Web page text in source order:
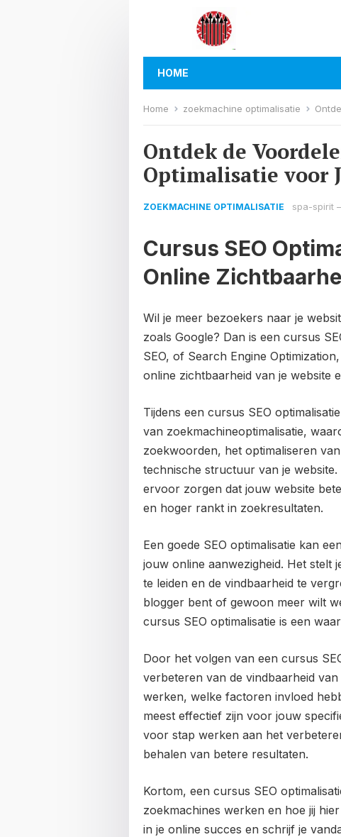
HOME
Home zoekmachine optimalisatie Ontdek
Ontdek de
Optimalisatie voor
ZOEKMACHINE OPTIMALISATIE spa-spirit
Cursus SEO
Online
Wil je meer bezoekers naar je
zoals Google? Dan is een cursus
SEO, of Search Engine
online zichtbaarheid van je website
Tijdens een cursus SEO
van zoekmachineoptimalisatie,
zoekwoorden, het optimaliseren
technische structuur van je
ervoor zorgen dat jouw website
en hoger rankt in zoekresultaten.
Een goede SEO optimalisatie kan
jouw online aanwezigheid. Het stelt
te leiden en de vindbaarheid te
blogger bent of gewoon meer wilt
cursus SEO optimalisatie is een
Door het volgen van een cursus
verbeteren van de vindbaarheid
werken, welke factoren invloed
meest effectief zijn voor jouw
voor stap werken aan het
behalen van betere resultaten.
Kortom, een cursus SEO
zoekmachines werken en hoe jij
in je online succes en schrijf je